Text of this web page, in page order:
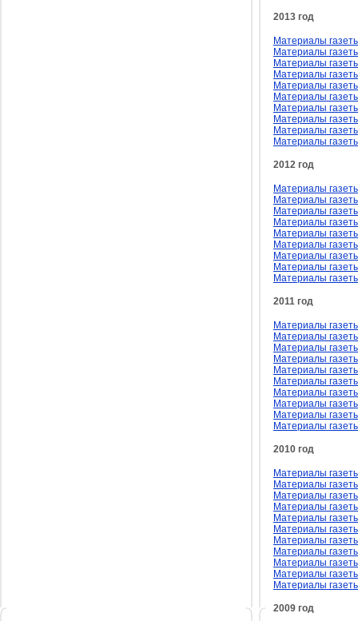
2013 год
Материалы
Материалы
Материалы
Материалы
Материалы
Материалы
Материалы
Материалы
Материалы
Материалы
2012 год
Материалы
Материалы
Материалы
Материалы
Материалы
Материалы
Материалы
Материалы
Материалы
2011 год
Материалы
Материалы
Материалы
Материалы
Материалы
Материалы
Материалы
Материалы
Материалы
Материалы
2010 год
Материалы
Материалы
Материалы
Материалы
Материалы
Материалы
Материалы
Материалы
Материалы
Материалы
Материалы
2009 год